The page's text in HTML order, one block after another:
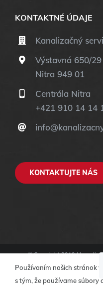
KONTAKTNÉ ÚDAJE
Kanalizačný
Výstavná 650/29
Nitra 949 01
Centrála Nitra
+421 910 14 14
KONTAKTUJTE NÁS
© Copyright 2019 |
Používaním našich stránok
s tým, že používame súbory